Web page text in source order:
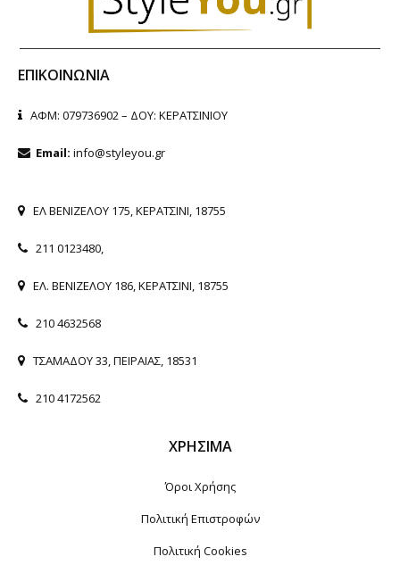
ΕΠΙΚΟΙΝΩΝΊΑ
ΑΦΜ: 079736902 – ΔΟΥ: ΚΕΡΑΤΣΙΝΙΟΥ
Email: info@styleyou.gr
ΕΛ ΒΕΝΙΖΕΛΟΥ 175, ΚΕΡΑΤΣΙΝΙ, 18755
211 0123480
ΕΛ. ΒΕΝΙΖΕΛΟΥ 186, ΚΕΡΑΤΣΙΝΙ, 18755
210 4632568
ΤΣΑΜΑΔΟΥ 33, ΠΕΙΡΑΙΑΣ, 18531
210 4172562
ΧΡΉΣΙΜΑ
Όροι Χρήσης
Πολιτική Επιστροφών
Πολιτική Cookies